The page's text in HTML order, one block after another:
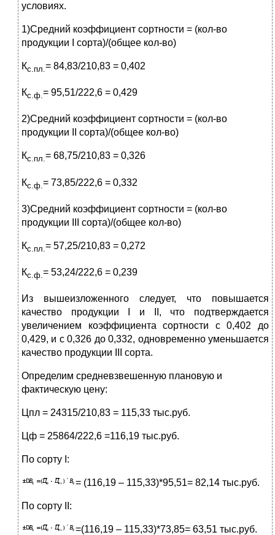
условиях.
1)Средний коэффициент сортности = (кол-во
продукции I сорта)/(общее кол-во)
Кс.пл.= 84,83/210,83 = 0,402
Кс.ф.= 95,51/222,6 = 0,429
2)Средний коэффициент сортности = (кол-во
продукции II сорта)/(общее кол-во)
Кс.пл.= 68,75/210,83 = 0,326
Кс.ф. = 73,85/222,6 = 0,332
3)Средний коэффициент сортности = (кол-во
продукции III сорта)/(общее кол-во)
Кс.пл.= 57,25/210,83 = 0,272
Кс.ф.= 53,24/222,6 = 0,239
Из вышеизложенного следует, что повышается
качество продукции I и II, что подтверждается
увеличением коэффициента сортности с 0,402 до
0,429, и с 0,326 до 0,332, одновременно уменьшается
качество продукции III сорта.
Определим средневзвешенную плановую и
фактическую цену:
Цпл = 24315/210,83 = 115,33 тыс.руб.
Цф = 25864/222,6 =116,19 тыс.руб.
По сорту I:
= (116,19 – 115,33)*95,51= 82,14 тыс.руб.
По сорту II:
=(116,19 – 115,33)*73,85= 63,51 тыс.руб.